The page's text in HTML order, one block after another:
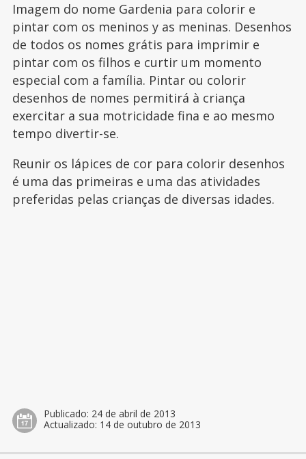
Imagem do nome Gardenia para colorir e
pintar com os meninos y as meninas. Desenhos
de todos os nomes grátis para imprimir e
pintar com os filhos e curtir um momento
especial com a família. Pintar ou colorir
desenhos de nomes permitirá à criança
exercitar a sua motricidade fina e ao mesmo
tempo divertir-se.
Reunir os lápices de cor para colorir desenhos
é uma das primeiras e uma das atividades
preferidas pelas crianças de diversas idades.
Publicado: 24 de abril de 2013
Actualizado: 14 de outubro de 2013